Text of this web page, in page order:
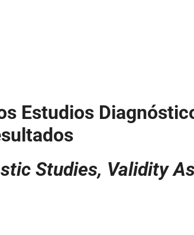
Estudios
Studies, Validity